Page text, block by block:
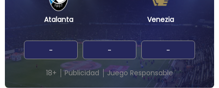
Atalanta Venezia
- - -
18+ Publicidad Juego Responsable